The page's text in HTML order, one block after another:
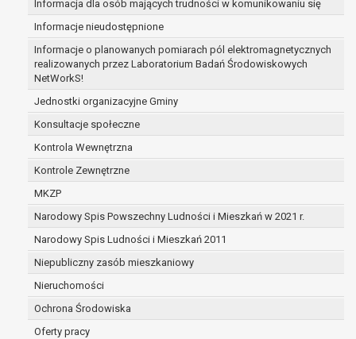
Informacja dla osób mających trudności w komunikowaniu się
Informacje nieudostępnione
Informacje o planowanych pomiarach pól elektromagnetycznych
realizowanych przez Laboratorium Badań Środowiskowych
NetWorkS!
Jednostki organizacyjne Gminy
Konsultacje społeczne
Kontrola Wewnętrzna
Kontrole Zewnętrzne
MKZP
Narodowy Spis Powszechny Ludności i Mieszkań w 2021 r.
Narodowy Spis Ludności i Mieszkań 2011
Niepubliczny zasób mieszkaniowy
Nieruchomości
Ochrona Środowiska
Oferty pracy
zabezpieczenia ewentualnych roszczeń, a w
przypadku wyrażenia zgody na przetwarzanie
danych po zakończeniu i rozliczeniu umowy, do
czasu wycofania tej zgody.
Ponadto w przypadku umów o dofinansowanie
dane osobowe od momentu pozyskania
przechowywane są przez okres wynikający z
umowy o dofinansowanie zawartej między
beneficjentem a określoną instytucją, trwałości
danego projektu i konieczności zachowania
dokumentacji projektu do celów kontrolnych.
W związku z przetwarzaniem przez
administratora danych osobowych przysługuje
Pani/Panu:
prawo dostępu do treści danych oraz
otrzymywania ich kopii na podstawie art. 15
RODO;
prawo do żądania sprostowania danych na